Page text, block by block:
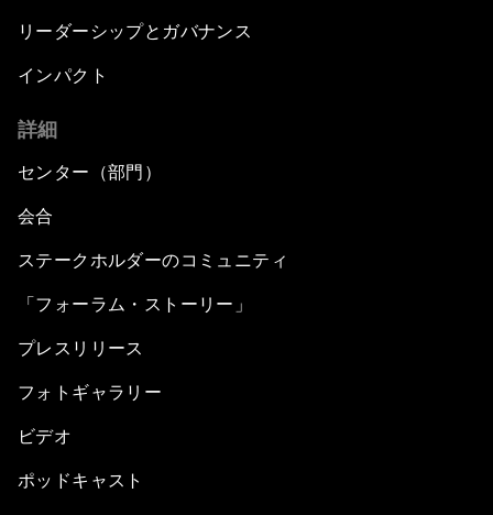
リーダーシップとガバナンス
インパクト
詳細
センター（部門）
会合
ステークホルダーのコミュニティ
「フォーラム・ストーリー」
プレスリリース
フォトギャラリー
ビデオ
ポッドキャスト